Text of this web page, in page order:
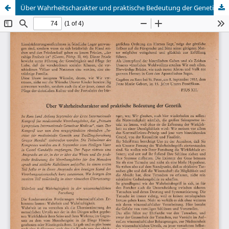
Über Wahrheitscharakter und praktische Bedeutung der Genetik